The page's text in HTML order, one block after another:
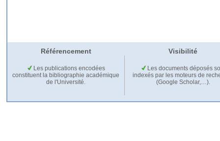
Référencement Visibilité
Les publications encodées
constituent la bibliographie académique
de l'Université.
Les documents déposés
indexés par les moteurs de
(Google Scholar,…).